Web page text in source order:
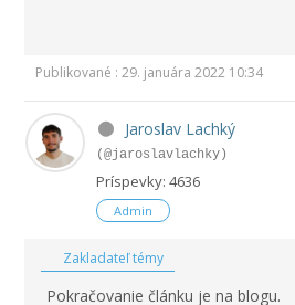
Publikované : 29. januára 2022 10:34
Jaroslav Lachký
(@jaroslavlachky)
Príspevky: 4636
Admin
Zakladateľ témy
Pokračovanie článku je na blogu.